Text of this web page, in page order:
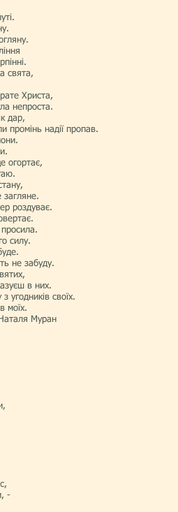
свята,
Христа,
непроста.
дар,
промінь надії пропав.
огортає,
загляне.
роздуває.
силу.
не забуду.
в них.
угодників своїх.
моїх.
-